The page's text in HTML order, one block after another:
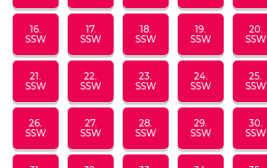
16.
SSW
17.
SSW
18.
SSW
19.
SSW
20.
SSW
21.
SSW
22.
SSW
23.
SSW
24.
SSW
25.
SSW
26.
SSW
27.
SSW
28.
SSW
29.
SSW
30.
SSW